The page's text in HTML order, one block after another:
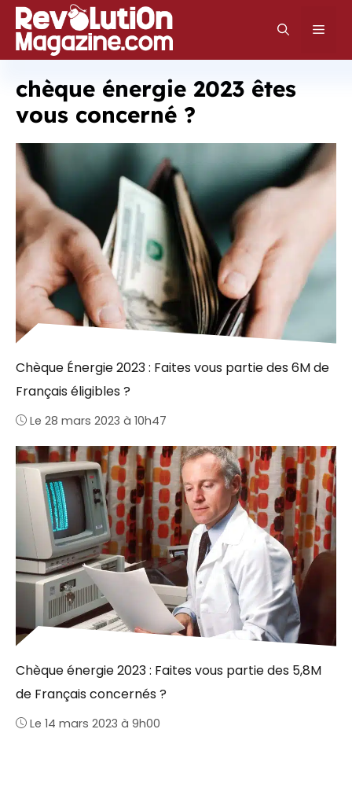
Aller
au
contenu
chèque énergie 2023 êtes
vous concerné ?
Chèque Énergie 2023 : Faites vous partie des 6M de
Français éligibles ?
Le 28 mars 2023 à 10h47
Chèque énergie 2023 : Faites vous partie des 5,8M
de Français concernés ?
Le 14 mars 2023 à 9h00